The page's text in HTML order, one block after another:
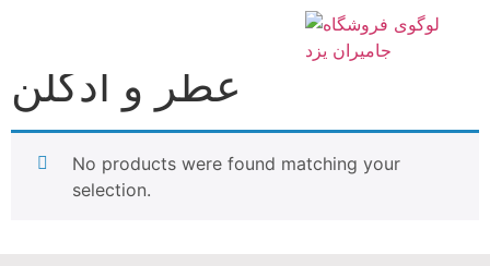
عطر و ادکلن
No products were found matching your
selection.